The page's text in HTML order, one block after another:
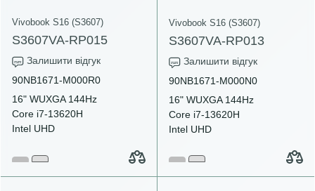
Vivobook S16 (S3607)
S3607VA-RP015
Залишити відгук
90NB1671-M000R0
16" WUXGA 144Hz
Core i7-13620H
Intel UHD
Vivobook S16 (S3607)
S3607VA-RP013
Залишити відгук
90NB1671-M000N0
16" WUXGA 144Hz
Core i7-13620H
Intel UHD